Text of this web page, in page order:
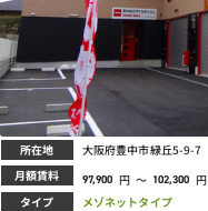
所在地 大阪府豊中市緑丘5-9-7
月額賃料 97,900 円 ～ 102,300 円
タイプ メゾネットタイプ